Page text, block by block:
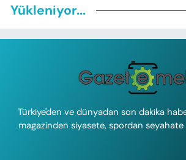
Yükleniyor...
Türkiye'den ve dünyadan son dakika
magazinden siyasete, spordan